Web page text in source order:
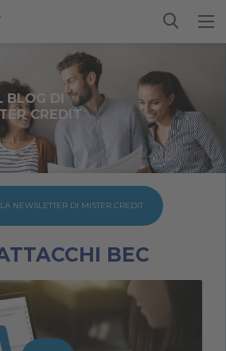
BLOG DI
CREDIT
NEWSLETTER DI MISTER CREDIT
BEC